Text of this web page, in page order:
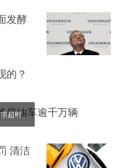
发酵
的？
柴油车逾千万辆
清洁
超时